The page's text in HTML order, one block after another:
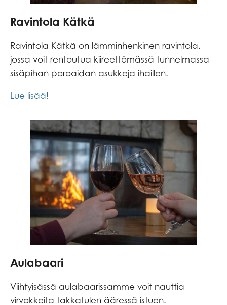
Ravintola Kätkä
Ravintola Kätkä on lämminhenkinen ravintola,
jossa voit rentoutua kiireettömässä tunnelmassa
sisäpihan poroaidan asukkeja ihaillen.
Lue lisää!
Aulabaari
Viihtyisässä aulabaarissamme voit nauttia
virvokkeita takkatulen ääressä istuen.